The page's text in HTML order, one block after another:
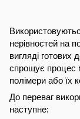
нерівностей на
вигляді готових
спрощує процес
полімери або їх
До переваг
наступне: